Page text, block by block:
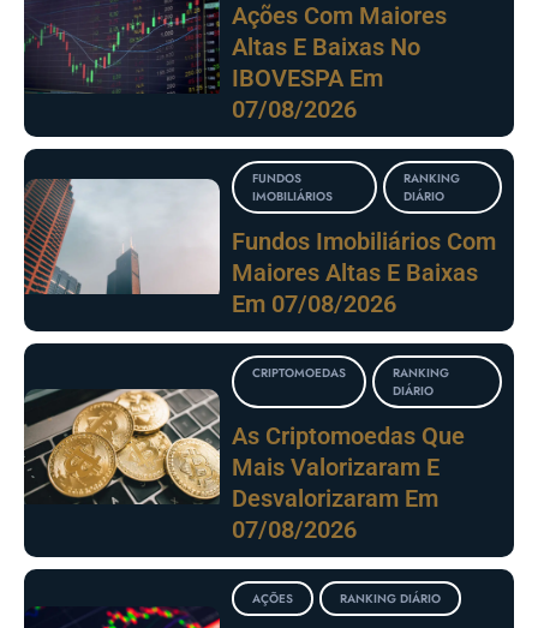
Ações Com Maiores
Altas E Baixas No
IBOVESPA Em
07/08/2026
FUNDOS
IMOBILIÁRIOS
RANKING
DIÁRIO
Fundos Imobiliários Com
Maiores Altas E Baixas
Em 07/08/2026
CRIPTOMOEDAS
RANKING
DIÁRIO
As Criptomoedas Que
Mais Valorizaram E
Desvalorizaram Em
07/08/2026
AÇÕES RANKING DIÁRIO